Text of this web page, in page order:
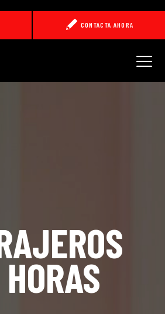
CONTACTA AHORA
PUERTAS